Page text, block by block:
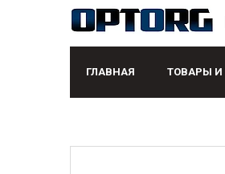
ГЛАВНАЯ ТОВАРЫ И